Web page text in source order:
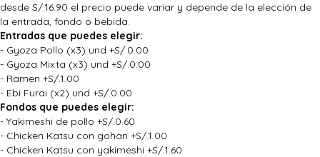
desde S/.16.90 el precio puede variar y depende de la elección de
la entrada, fondo o bebida.
Entradas que puedes elegir:
- Gyoza Pollo (x3) und +S/.0.00
- Gyoza Mixta (x3) und +S/.0.00
- Ramen +S/.1.00
- Ebi Furai (x2) und +S/.0.00
Fondos que puedes elegir:
- Yakimeshi de pollo +S/.0.60
- Chicken Katsu con gohan +S/.1.00
- Chicken Katsu con yakimeshi +S/.1.60